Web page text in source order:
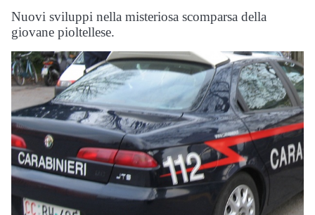
Nuovi sviluppi nella misteriosa scomparsa della
giovane pioltellese.